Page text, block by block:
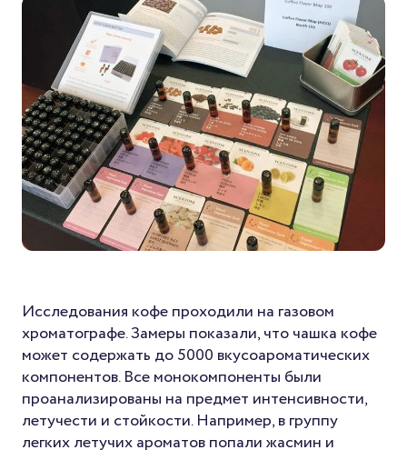
Исследования кофе проходили на газовом
хроматографе. Замеры показали, что чашка кофе
может содержать до 5000 вкусоароматических
компонентов. Все монокомпоненты были
проанализированы на предмет интенсивности,
летучести и стойкости. Например, в группу
легких летучих ароматов попали жасмин и